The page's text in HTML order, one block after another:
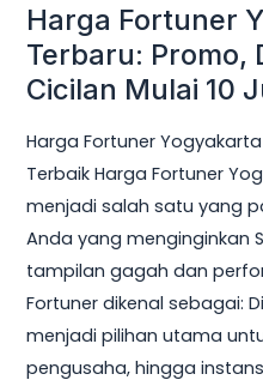
Harga Fortuner
Terbaru: Promo,
Cicilan Mulai 10
Harga Fortuner
Terbaik Harga Fortuner
menjadi salah satu yang
Anda yang menginginkan
tampilan gagah dan
Fortuner dikenal sebagai:
menjadi pilihan utama
pengusaha, hingga
Harga
Fortuner
Yogyakarta
Terbaru:
Promo,
DP
Ringan
&
Cicilan
Mulai
10